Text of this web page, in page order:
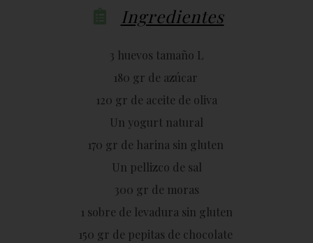
Ingredientes
3 huevos tamaño L
180 gr de azúcar
120 gr de aceite de oliva
Un yogurt natural
170 gr de harina sin gluten
Un pellizco de sal
300 gr de moras
1 sobre de levadura sin gluten
150 gr de pepitas de chocolate